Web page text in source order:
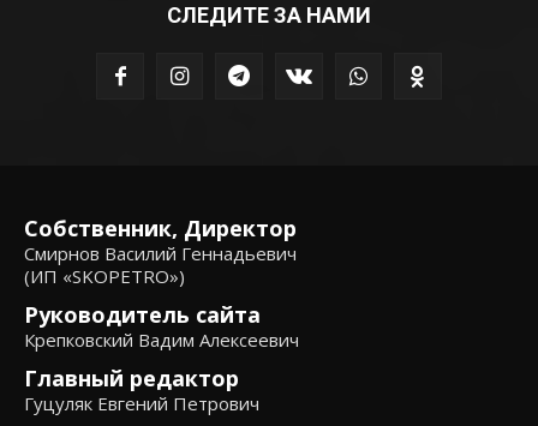
СЛЕДИТЕ ЗА НАМИ
Собственник, Директор
Смирнов Василий Геннадьевич
(ИП «SKOPETRO»)
Руководитель сайта
Крепковский Вадим Алексеевич
Главный редактор
Гуцуляк Евгений Петрович